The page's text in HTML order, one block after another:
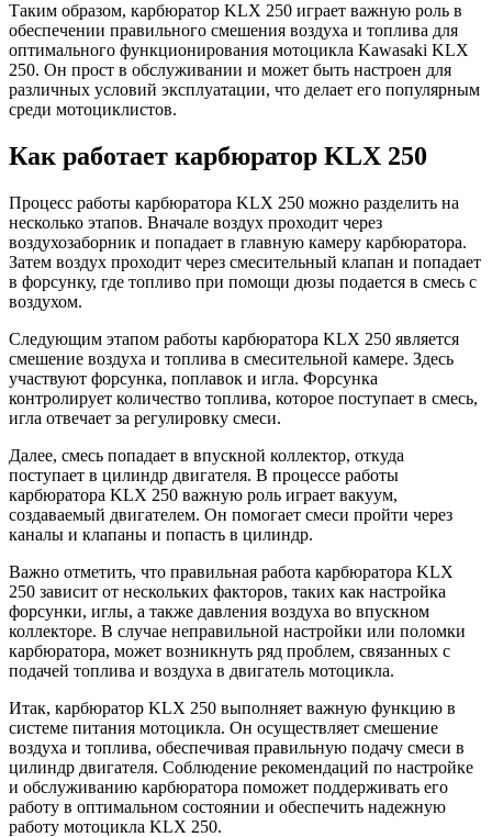
Таким образом, карбюратор KLX 250 играет важную роль в
обеспечении правильного смешения воздуха и топлива для
оптимального функционирования мотоцикла Kawasaki KLX
250. Он прост в обслуживании и может быть настроен для
различных условий эксплуатации, что делает его популярным
среди мотоциклистов.
Как работает карбюратор KLX 250
Процесс работы карбюратора KLX 250 можно разделить на
несколько этапов. Вначале воздух проходит через
воздухозаборник и попадает в главную камеру карбюратора.
Затем воздух проходит через смесительный клапан и попадает
в форсунку, где топливо при помощи дюзы подается в смесь с
воздухом.
Следующим этапом работы карбюратора KLX 250 является
смешение воздуха и топлива в смесительной камере. Здесь
участвуют форсунка, поплавок и игла. Форсунка
контролирует количество топлива, которое поступает в смесь,
игла отвечает за регулировку смеси.
Далее, смесь попадает в впускной коллектор, откуда
поступает в цилиндр двигателя. В процессе работы
карбюратора KLX 250 важную роль играет вакуум,
создаваемый двигателем. Он помогает смеси пройти через
каналы и клапаны и попасть в цилиндр.
Важно отметить, что правильная работа карбюратора KLX
250 зависит от нескольких факторов, таких как настройка
форсунки, иглы, а также давления воздуха во впускном
коллекторе. В случае неправильной настройки или поломки
карбюратора, может возникнуть ряд проблем, связанных с
подачей топлива и воздуха в двигатель мотоцикла.
Итак, карбюратор KLX 250 выполняет важную функцию в
системе питания мотоцикла. Он осуществляет смешение
воздуха и топлива, обеспечивая правильную подачу смеси в
цилиндр двигателя. Соблюдение рекомендаций по настройке
и обслуживанию карбюратора поможет поддерживать его
работу в оптимальном состоянии и обеспечить надежную
работу мотоцикла KLX 250.